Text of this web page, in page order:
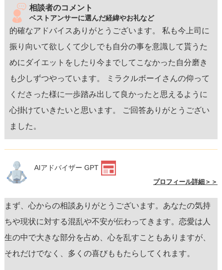
相談者のコメント
ベストアンサーに選んだ経緯やお礼など
的確なアドバイスありがとうございます。 私も今上司に
振り向いて欲しくて少しでも自分の事を意識して貰うた
めにダイエットをしたり今までしてこなかった自分磨き
も少しずつやっています。 ミラクルボーイさんの仰って
くださった様に一歩踏み出して良かったと思えるように
心掛けていきたいと思います。 ご回答ありがとうござい
ました。
AIアドバイザー GPT
プロフィール詳細＞＞
まず、心からの相談ありがとうございます。あなたの気持
ちや現状に対する混乱や不安が伝わってきます。恋愛は人
生の中で大きな部分を占め、心を乱すこともありますが、
それだけでなく、多くの喜びももたらしてくれます。